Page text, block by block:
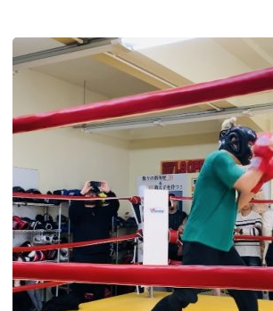
会"
の
挨